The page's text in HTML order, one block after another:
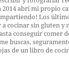
2014 abrí mi propio
Los
cocinar sin gluten y
conseguir comer
buscas,
de un libro de